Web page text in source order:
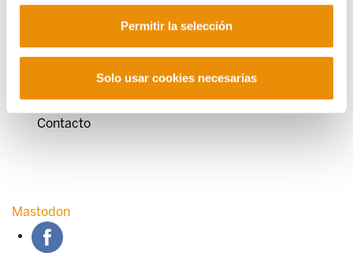
Permitir la selección
Solo usar cookies necesarias
Manu Robles-Arangiz Institutua Fundazioa
Barrainkua 13 - 48009 Bilbo -
Corderliers karrika 20 - 64100 Baiona -
Telf. +33 (0) 559 25 65 52
Contacto
Mastodon